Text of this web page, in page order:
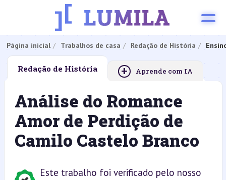
Página inicial Trabalhos de casa Redação de História
Redação de História + Aprende com IA
Análise do Romance
Amor de Perdição de
Camilo Castelo Branco
Este trabalho foi verificado pelo nosso